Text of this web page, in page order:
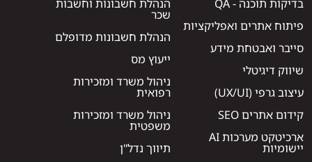
בדיקות תוכנה - QA
פיתוח אתרים ואפליקציות
סייבר ואבטחת מידע
שיווק דיגיטלי
עיצוב גרפי (UX/UI)
קידום אתרים SEO
ארכיטקט מערכות AI
יישומיות
הנהלת חשבונות וחשבות
שכר
הנהלת חשבונות מדופלם
ייעוץ מס
ניהול משרד ומזכירות
רפואית
ניהול משרד ומזכירות
משפטית
תיווך נדל"ן